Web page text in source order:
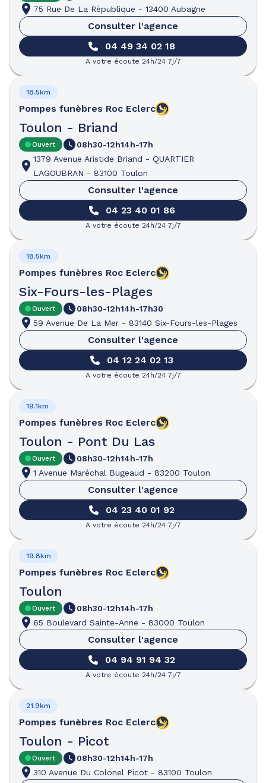
75 Rue De La République - 13400 Aubagne
Consulter l'agence
04 49 34 02 18
A votre écoute 24h/24 7j/7
Pompes funèbres Roc Eclerc
Toulon - Briand
18.5km
Ouvert 08h30-12h14h-17h
1379 Avenue Aristide Briand - QUARTIER
LAGOUBRAN - 83100 Toulon
Consulter l'agence
04 23 40 01 86
A votre écoute 24h/24 7j/7
Pompes funèbres Roc Eclerc
Six-Fours-les-Plages
18.5km
Ouvert 08h30-12h14h-17h30
59 Avenue De La Mer - 83140 Six-Fours-les-Plages
Consulter l'agence
04 12 24 02 13
A votre écoute 24h/24 7j/7
Pompes funèbres Roc Eclerc
Toulon - Pont Du Las
19.1km
Ouvert 08h30-12h14h-17h
1 Avenue Maréchal Bugeaud - 83200 Toulon
Consulter l'agence
04 23 40 01 92
A votre écoute 24h/24 7j/7
Pompes funèbres Roc Eclerc
Toulon
19.8km
Ouvert 08h30-12h14h-17h
65 Boulevard Sainte-Anne - 83000 Toulon
Consulter l'agence
04 94 91 94 32
A votre écoute 24h/24 7j/7
Pompes funèbres Roc Eclerc
Toulon - Picot
21.9km
Ouvert 08h30-12h14h-17h
310 Avenue Du Colonel Picot - 83100 Toulon